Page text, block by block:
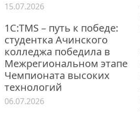
15.07.2026
1С:TMS – путь к победе:
студентка Ачинского
колледжа победила в
Межрегиональном этапе
Чемпионата высоких
технологий
06.07.2026